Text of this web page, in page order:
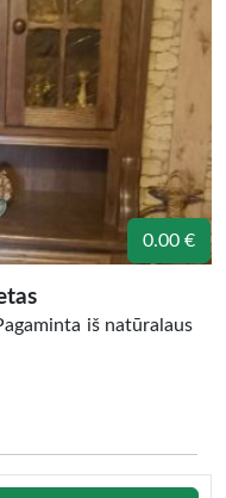
0.00 €
iš natūralaus